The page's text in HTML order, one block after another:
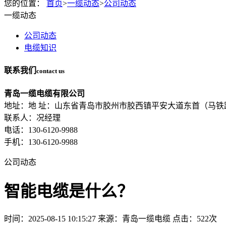
您的位置： 首页>一缆动态>公司动态
一缆动态
公司动态
电缆知识
联系我们 contact us
青岛一缆电缆有限公司
地址：地 址：山东省青岛市胶州市胶西镇平安大道东首（马
联系人：况经理
电话：130-6120-9988
手机：130-6120-9988
公司动态
智能电缆是什么？
时间：2025-08-15 10:15:27 来源：青岛一缆电缆 点击：522次